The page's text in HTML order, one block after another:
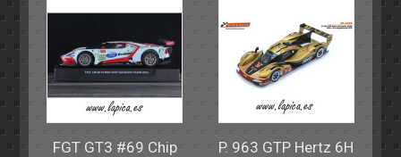
FGT GT3 #69 Chip
P. 963 GTP Hertz 6H